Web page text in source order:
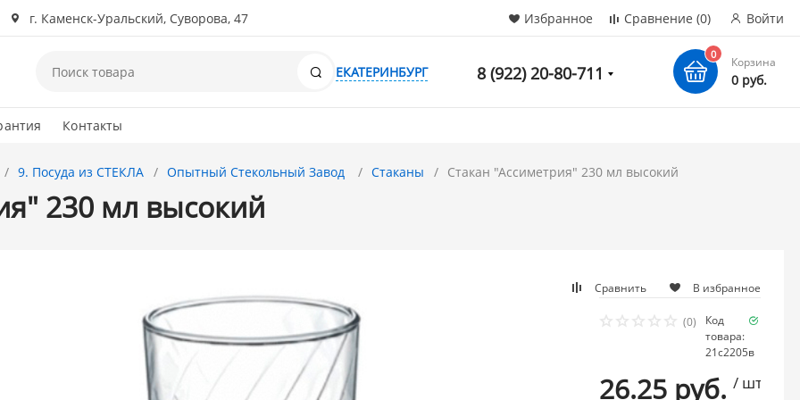
г. Каменск-Уральский, Суворова, 47 Избранное Сравнение (0) Войти
Поиск
ЕКАТЕРИНБУРГ 8 (922) 20-80-711
0
Корзина
0 руб.
Контакты
9. Посуда из СТЕКЛА Опытный Стекольный Завод Стаканы Стакан "Ассиметрия" 230 мл высокий
230 мл высокий
Сравнить В избранное
(0)
Код
товара:
21с2205в
26.25 руб. / шт.